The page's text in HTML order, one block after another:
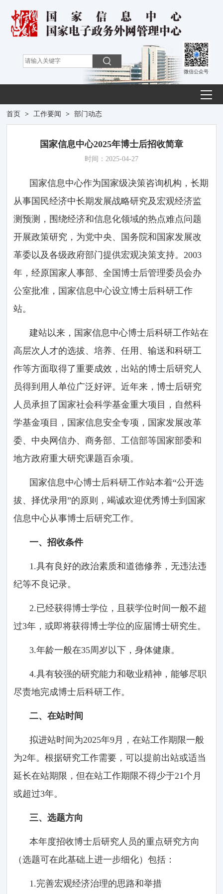
微信公众号
首页 > 工作要闻 > 部门动态
国家信息中心2025年博士后招收简章
时间：2025-04-27
国家信息中心作为国家级决策咨询机构，长期
从事国民经济中长期发展战略研究及宏观经济监
测预测，围绕经济和信息化领域的热点难点问题
开展政策研究，为党中央、国务院和国家发展改
革委以及各级政府部门提供宏观决策支持。2003
年，经原国家人事部、全国博士后管理委员会办
公室批准，国家信息中心设立博士后科研工作
站。
建站以来，国家信息中心博士后科研工作站在
高层次人才的选拔、培养、任用、输送和科研工
作等方面取得了重要成效，出站的博士后研究人
员得到用人单位广泛好评。近年来，博士后研究
人员承担了国家社会科学基金重大项目，自然科
学基金项目，国家信息安全专项，国家发展改革
委、中央网信办、商务部、工信部等国家部委和
地方政府重大研究课题百余项。
国家信息中心博士后科研工作站本着“公开选
拔、择优录用”的原则，竭诚欢迎优秀博士到国家
信息中心从事博士后研究工作。
一、招收条件
1.具有良好的政治素质和道德修养，无违法违
纪等不良记录。
2.已经获得博士学位，且获学位时间一般不超
过3年，或即将获得博士学位的应届博士研究生。
3.年龄一般在35周岁以下，身体健康。
4.具有较强的研究能力和敬业精神，能够尽职
尽责地完成博士后科研工作。
二、在站时间
拟进站时间为2025年9月，在站工作期限一般
为2年。根据研究工作需要，可以提前出站或适当
延长在站期限，但在站工作期限不得少于21个月
或超过3年。
三、选题方向
本年度招收博士后研究人员的重点研究方向
（选题可在此基础上进一步细化）包括：
1.完善宏观经济治理的思路和举措